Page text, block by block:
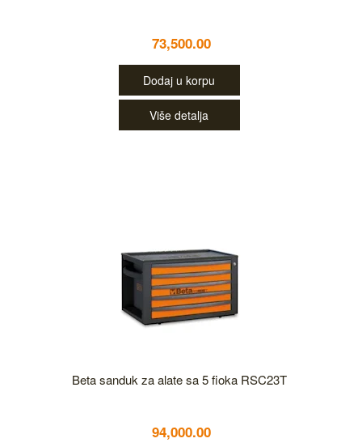
73,500.00
Dodaj u korpu
Više detalja
Beta sanduk za alate sa 5 fioka RSC23T
94,000.00